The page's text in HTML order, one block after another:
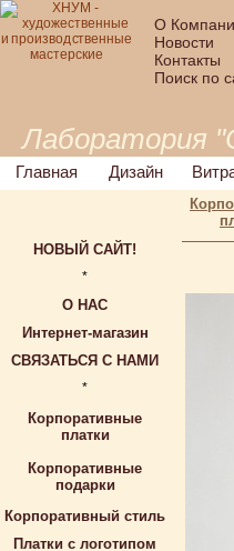
О
Новости
Контакты
Поиск по
Лаборатория
Главная Дизайн
НОВЫЙ САЙТ!
*
О НАС
Интернет-магазин
СВЯЗАТЬСЯ С НАМИ
*
Корпоративные
платки
Корпоративные
подарки
Корпоративный стиль
Платки с логотипом